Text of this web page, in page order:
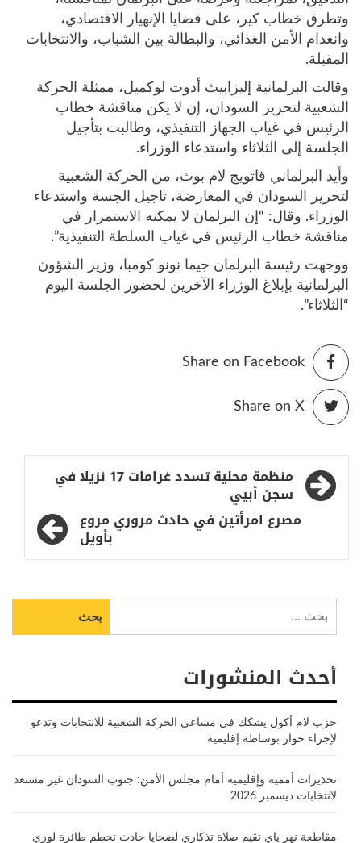
وتطرق خطاب كير، على قضايا الإنهيار الاقتصادي،
وانعدام الأمن الغذائي، والبطالة بين الشباب، والانتخابات
المقبلة.
وقالت البرلمانية إليزابيث أدوت لوكميل، ممثلة الحركة
الشعبية لتحرير السودان، إن لا يكن مناقشة خطاب
الرئيس في غياب الجهاز التنفيذي، وطالبت بتأجيل
الجلسة إلى الثلاثاء واستدعاء الوزراء.
وأيد البرلماني قاتويج لام بوث، من الحركة الشعبية
لتحرير السودان في المعارضة، تاجيل الجسة واستدعاء
الوزراء. وقال: “إن البرلمان لا يمكنه الاستمرار في
مناقشة خطاب الرئيس في غياب السلطة التنفيذية”.
ووجهت رئيسة البرلمان جيما نونو كومبا، وزير الشؤون
البرلمانية بإبلاغ الوزراء الآخرين لحضور الجلسة اليوم
“الثلاثاء”.
Share on Facebook
Share on X
تصفّح
المقالات
منظمة محلية تسدد غرامات 17 نزيلا في
سجن أبيي
مصرع امرأتين في حادث مروري مروع
بأويل
عن:
أحدث المنشورات
حزب لام أكول يشكك في مساعي الحركة الشعبية للانتخابات وتدعو
لإجراء حوار بوساطة إقليمية
تحذيرات أممية وإقليمية أمام مجلس الأمن: جنوب السودان غير مستعد
لانتخابات ديسمبر 2026
مقاطعة نهر ياي تقيم صلاة تذكاري لضحايا حادث تحطم طائرة لوري